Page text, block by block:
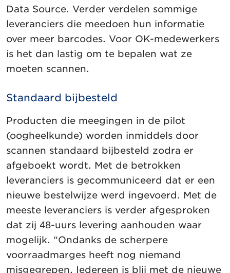
Data Source. Verder verdelen sommige
leveranciers die meedoen hun informatie
over meer barcodes. Voor OK-medewerkers
is het dan lastig om te bepalen wat ze
moeten scannen.
Standaard bijbesteld
Producten die meegingen in de pilot
(oogheelkunde) worden inmiddels door
scannen standaard bijbesteld zodra er
afgeboekt wordt. Met de betrokken
leveranciers is gecommuniceerd dat er een
nieuwe bestelwijze werd ingevoerd. Met de
meeste leveranciers is verder afgesproken
dat zij 48-uurs levering aanhouden waar
mogelijk. “Ondanks de scherpere
voorraadmarges heeft nog niemand
misgegrepen. Iedereen is blij met de nieuwe